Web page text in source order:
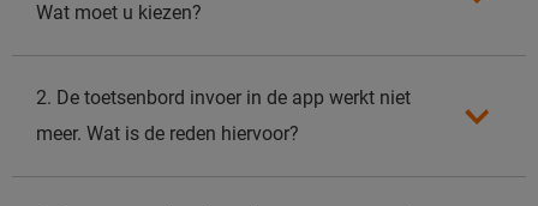
Wat moet u kiezen?
2. De toetsenbord invoer in de app werkt niet
meer. Wat is de reden hiervoor?